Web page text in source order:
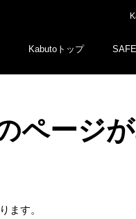
Kabutoトップ
ページ
ます。